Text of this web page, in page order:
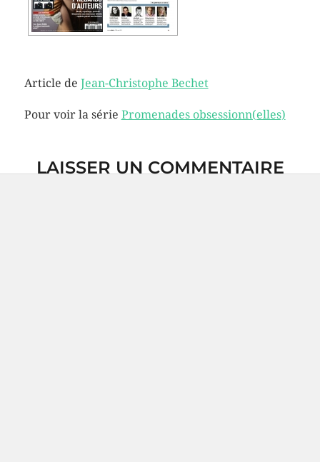
Article de Jean-Christophe Bechet
Pour voir la série Promenades obsessionn(elles)
LAISSER UN COMMENTAIRE